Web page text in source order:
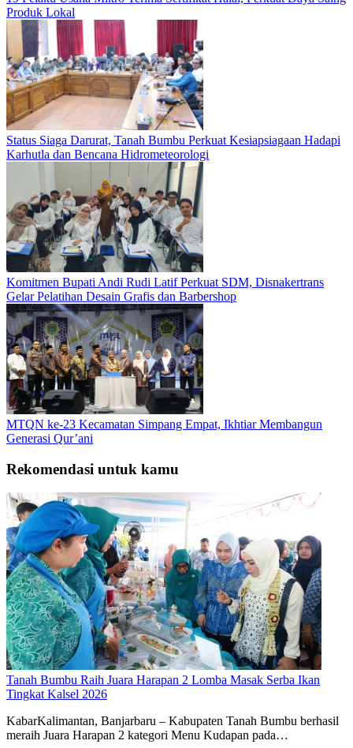
Produk Lokal
Status Siaga Darurat, Tanah Bumbu Perkuat Kesiapsiagaan Hadapi
Karhutla dan Bencana Hidrometeorologi
Komitmen Bupati Andi Rudi Latif Perkuat SDM, Disnakertrans
Gelar Pelatihan Desain Grafis dan Barbershop
MTQN ke-23 Kecamatan Simpang Empat, Ikhtiar Membangun
Generasi Qur’ani
Rekomendasi untuk kamu
Tanah Bumbu Raih Juara Harapan 2 Lomba Masak Serba Ikan
Tingkat Kalsel 2026
KabarKalimantan, Banjarbaru – Kabupaten Tanah Bumbu berhasil
meraih Juara Harapan 2 kategori Menu Kudapan pada…